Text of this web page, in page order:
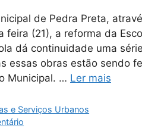
de Pedra Preta,
feira (21), a reforma da
dá continuidade uma
essas obras estão sendo
Municipal. … Ler mais
e Serviços Urbanos